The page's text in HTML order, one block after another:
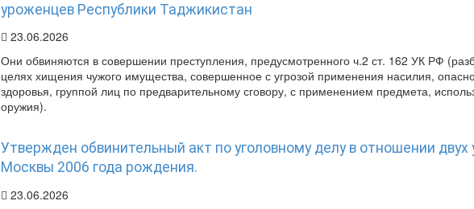
уроженцев Республики Таджикистан
23.06.2026
Они обвиняются в совершении преступления, предусмотренного ч.2 ст. 162 УК РФ
целях хищения чужого имущества, совершенное с угрозой применения насилия,
здоровья, группой лиц по предварительному сговору, с применением предмета,
оружия).
Утвержден обвинительный акт по уголовному делу в отношении двух
Москвы 2006 года рождения.
23.06.2026